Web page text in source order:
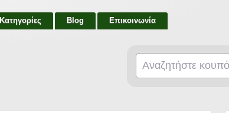
Κατηγορίες Blog Επικοινωνία